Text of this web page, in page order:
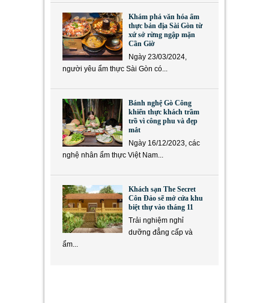
Khám phá văn hóa ẩm
thực bản địa Sài Gòn từ
xứ sở rừng ngập mặn
Cần Giờ
Ngày 23/03/2024,
người yêu ẩm thực Sài Gòn có...
Bánh nghệ Gò Công
khiến thực khách trầm
trồ vì công phu và đẹp
mắt
Ngày 16/12/2023, các
nghệ nhân ẩm thực Việt Nam...
Khách sạn The Secret
Côn Đảo sẽ mở cửa khu
biệt thự vào tháng 11
Trải nghiệm nghỉ
dưỡng đẳng cấp và
ẩm...